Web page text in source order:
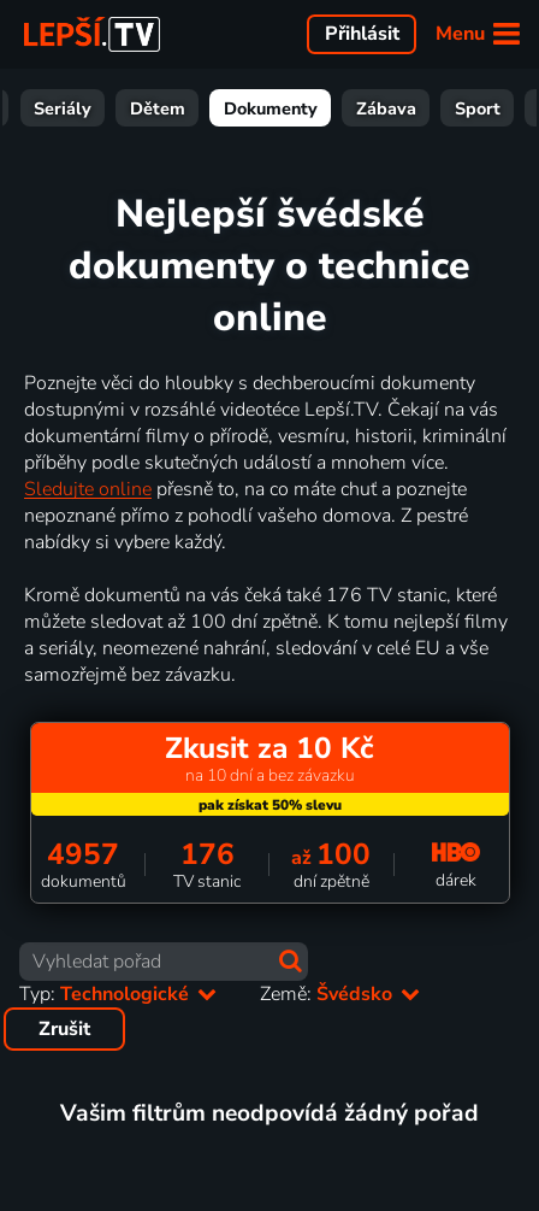
Menu
Přihlásit
Seriály Dětem Dokumenty Zábava Sport
Nejlepší švédské
dokumenty o technice
online
Poznejte věci do hloubky s dechberoucími dokumenty
dostupnými v rozsáhlé videotéce Lepší.TV. Čekají na vás
dokumentární filmy o přírodě, vesmíru, historii, kriminální
příběhy podle skutečných událostí a mnohem více.
Sledujte online přesně to, na co máte chuť a poznejte
nepoznané přímo z pohodlí vašeho domova. Z pestré
nabídky si vybere každý.
Kromě dokumentů na vás čeká také 176 TV stanic, které
můžete sledovat až 100 dní zpětně. K tomu nejlepší filmy
a seriály, neomezené nahrání, sledování v celé EU a vše
samozřejmě bez závazku.
Zkusit za 10 Kč
na 10 dní a bez závazku
4957
dokumentů
176
TV stanic
až 100
dní zpětně dárek
Typ: Technologické Země:Švédsko
Zrušit
Vašim filtrům neodpovídá žádný pořad